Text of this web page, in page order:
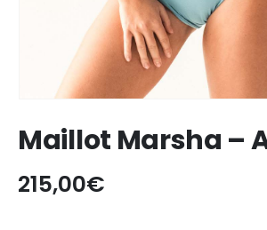
Maillot Marsha –
215,00€